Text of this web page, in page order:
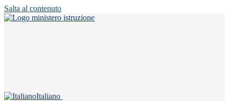
Salta al contenuto
Italiano